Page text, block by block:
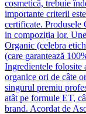
cosmetică, trebuie
importante criterii
certificate. Produsele
in compoziția lor.
Organic (celebra
(care garantează
Ingredientele folosite
organice ori de câte
singurul premiu
atât pe formule ET,
brand. Acordat de